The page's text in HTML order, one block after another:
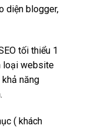
diện blogger,
tối thiểu 1
loại website
năng
( khách